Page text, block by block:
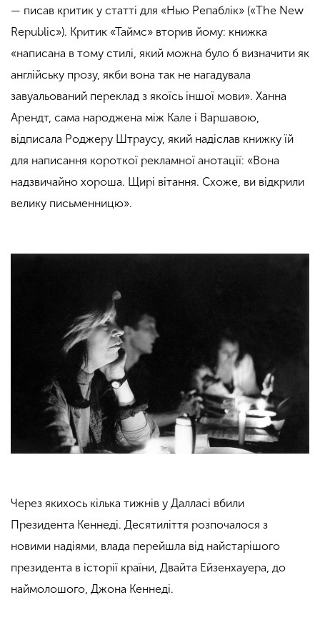
— писав критик у статті для «Нью Репаблік» («The New
Republic»). Критик «Таймс» вторив йому: книжка
«написана в тому стилі, який можна було б визначити як
англійську прозу, якби вона так не нагадувала
завуальований переклад з якоїсь іншої мови». Ханна
Арендт, сама народжена між Кале і Варшавою,
відписала Роджеру Штраусу, який надіслав книжку їй
для написання короткої рекламної анотації: «Вона
надзвичайно хороша. Щирі вітання. Схоже, ви відкрили
велику письменницю».
Через якихось кілька тижнів у Далласі вбили
Президента Кеннеді. Десятиліття розпочалося з
новими надіями, влада перейшла від найстарішого
президента в історії країни, Двайта Ейзенхауера, до
наймолошого, Джона Кеннеді.